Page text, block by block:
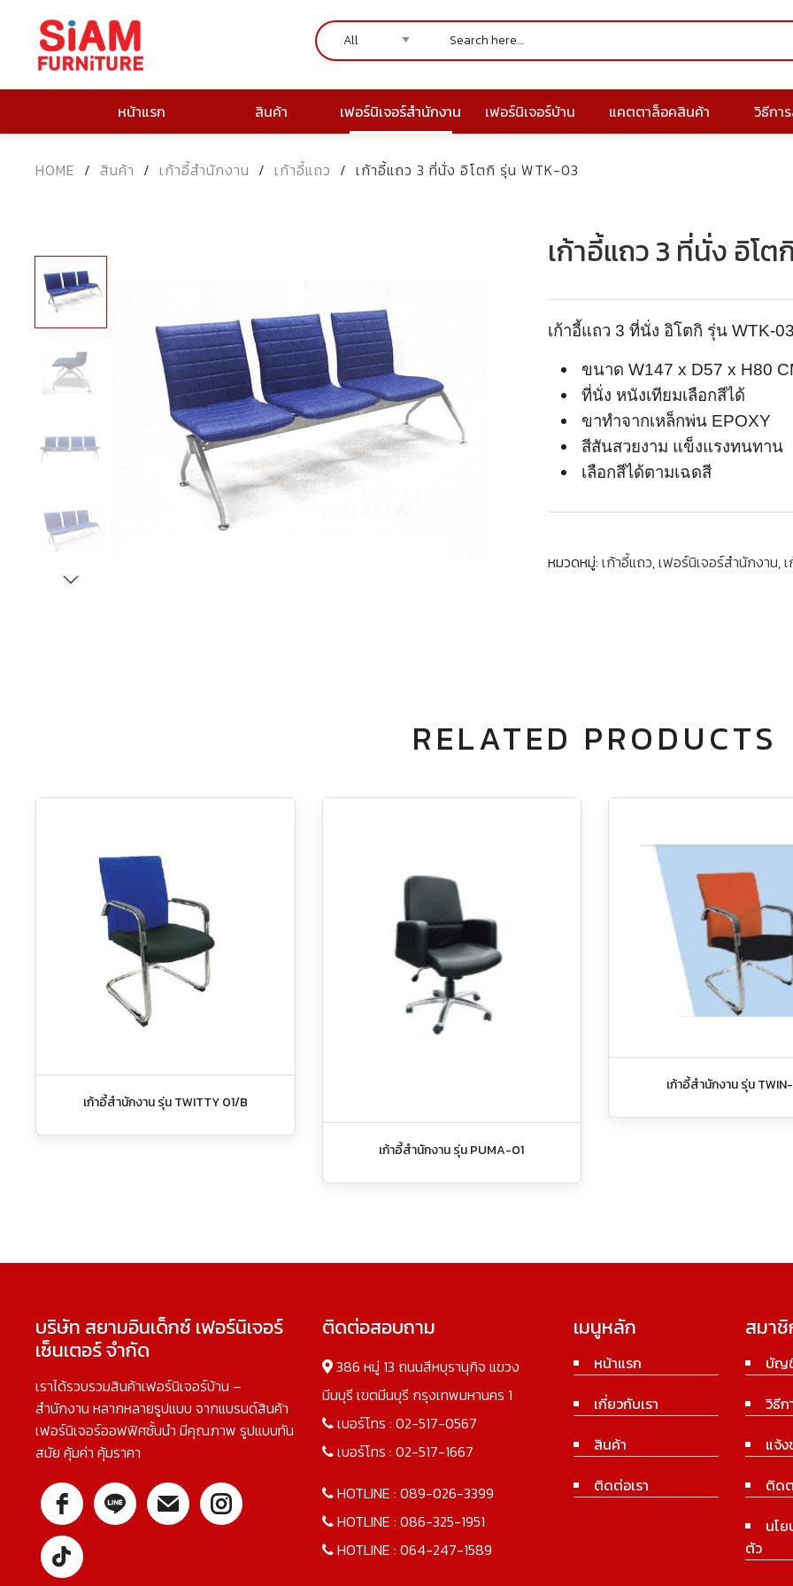
หน้าแรก สินค้า เฟอร์นิเจอร์สำนักงาน เฟอร์นิเจอร์บ้าน แคตตาล็อคสินค้า วิธีกา
HOME / สินค้า / เก้าอี้สำนักงาน / เก้าอี้แถว / เก้าอี้แถว 3 ที่นั่ง อิโตกิ รุ่น WTK-03
เก้าอี้แถว 3 ที่นั่ง อิโ
เก้าอี้แถว 3 ที่นั่ง อิโตกิ รุ่น WTK-03
ขนาด W147 x D57 x H80
ที่นั่ง หนังเทียมเลือกสีได้
ขาทำจากเหล็กพ่น EPOXY
สีสันสวยงาม แข็งแรงทนทาน
เลือกสีได้ตามเฉดสี
หมวดหมู่:เก้าอี้แถว,เฟอร์นิเจอร์สำนักงาน,
RELATED PRODUCTS
เก้าอี้สำนักงาน รุ่น TWITTY 01/B
เก้าอี้สำนักงาน รุ่น PUMA-01
เก้าอี้สำนักงาน รุ่น
บริษัท สยามอินเด็กซ์ เฟอร์นิเจอร์
เซ็นเตอร์ จำกัด
เราได้รวบรวมสินค้าเฟอร์นิเจอร์บ้าน –
สำนักงาน หลากหลายรูปแบบ จากแบรนด์สินค้า
เฟอร์นิเจอร์ออฟฟิศชั้นนำ มีคุณภาพ รูปแบบทัน
สมัย คุ้มค่า คุ้มราคา
ติดต่อสอบถาม
386 หมู่ 13 ถนนสีหบุรานุกิจ แขวง
มีนบุรี เขตมีนบุรี กรุงเทพมหานคร 1
เบอร์โทร : 02-517-0567
เบอร์โทร : 02-517-1667
HOTLINE : 089-026-3399
HOTLINE : 086-325-1951
HOTLINE : 064-247-1589
เมนูหลัก
หน้าแรก
เกี่ยวกับเรา
สินค้า
ติดต่อเรา
สมา
บัญ
วิธีก
แจ้ง
ติด
นโ
ตัว